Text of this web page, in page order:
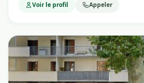
Voir le profil Appeler